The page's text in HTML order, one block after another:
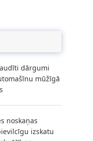
dārgumi
mūžīgā
noskaņas
izskatu